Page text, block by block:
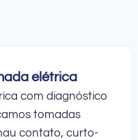
elétrica
com diagnóstico
tomadas
contato, curto-